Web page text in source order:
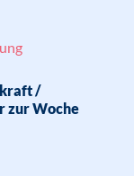
/
zur Woche